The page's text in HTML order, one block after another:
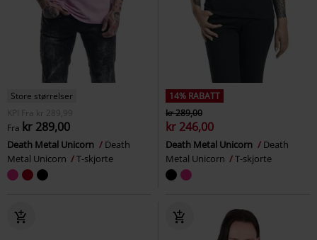
Store størrelser
KPI
Fra kr 289,99
Fra kr 289,00
Death Metal Unicorn
Death
Metal Unicorn
T-skjorte
14% RABATT
kr 289,00
kr 246,00
Death Metal Unicorn
Death
Metal Unicorn
T-skjorte